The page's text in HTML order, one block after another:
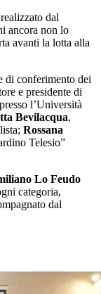
dal
ancora non lo
avanti la lotta alla
di conferimento dei
e presidente di
l’Università
Bevilacqua,
Rossana
Telesio”
Lo Feudo
categoria,
dal